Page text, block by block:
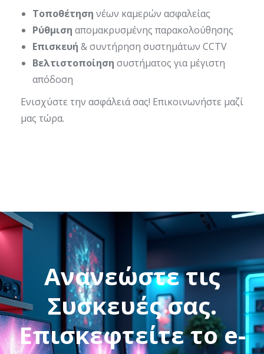
Τοποθέτηση νέων καμερών ασφαλείας
Ρύθμιση απομακρυσμένης παρακολούθησης
Επισκευή & συντήρηση συστημάτων CCTV
Βελτιστοποίηση συστήματος για μέγιστη
απόδοση
Ενισχύστε την ασφάλειά σας! Επικοινωνήστε μαζί
μας τώρα.
Ανανεώστε τις
Συσκευές σας.
Επισκεφτείτε το e-